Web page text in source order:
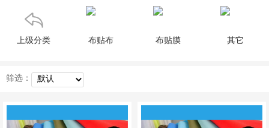

上级分类 布贴布 布贴膜 其它
筛选：